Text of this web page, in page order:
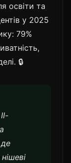
освіти та
у 2025
79%
🔒